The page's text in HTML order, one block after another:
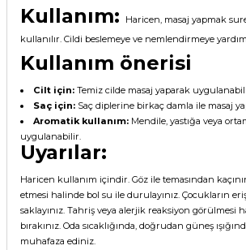
Kullanım:
Haricen, masaj yapmak
kullanılır. Cildi beslemeye ve nemlendirmeye
Kullanım önerisi
Cilt için: Temiz cilde masaj yaparak
Saç için: Saç diplerine birkaç damla ile masaj
Aromatik kullanım: Mendile, yastığa veya
uygulanabilir.
Uyarılar:
Haricen kullanım içindir. Göz ile temasından
etmesi halinde bol su ile durulayınız. Çocukların
saklayınız. Tahriş veya alerjik reaksiyon görülmesi
bırakınız. Oda sıcaklığında, doğrudan güneş
muhafaza ediniz.